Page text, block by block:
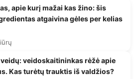
apie kurį mažai kas žino: šis
atgaivina gėles per kelias
veidoskaitininkas rėžė apie
Kas turėtų trauktis iš valdžios?